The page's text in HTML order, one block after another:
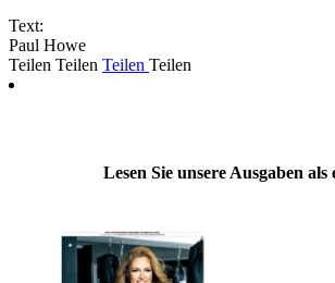
Text:
Paul Howe
Teilen Teilen Teilen Teilen
Lesen Sie unsere Ausgaben als